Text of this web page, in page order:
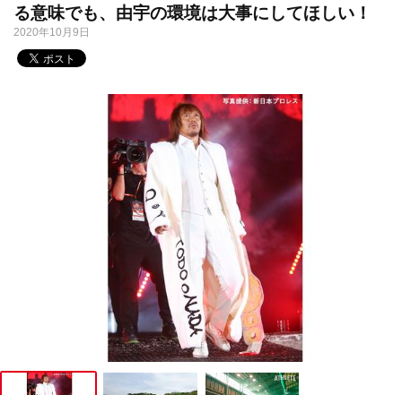
る意味でも、由宇の環境は大事にしてほしい！
2020年10月9日